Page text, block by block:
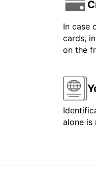
In case
cards,
on the
alone is